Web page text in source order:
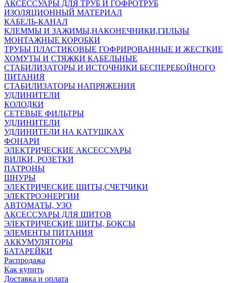
АКСЕССУАРЫ ДЛЯ ТРУБ И ГОФРОТРУБ
ИЗОЛЯЦИОННЫЙ МАТЕРИАЛ
КАБЕЛЬ-КАНАЛ
КЛЕММЫ И ЗАЖИМЫ,НАКОНЕЧНИКИ,ГИЛЬЗЫ
МОНТАЖНЫЕ КОРОБКИ
ТРУБЫ ПЛАСТИКОВЫЕ ГОФРИРОВАННЫЕ И ЖЕСТКИЕ
ХОМУТЫ И СТЯЖКИ КАБЕЛЬНЫЕ
СТАБИЛИЗАТОРЫ И ИСТОЧНИКИ БЕСПЕРЕБОЙНОГО
ПИТАНИЯ
СТАБИЛИЗАТОРЫ НАПРЯЖЕНИЯ
УДЛИНИТЕЛИ
КОЛОДКИ
СЕТЕВЫЕ ФИЛЬТРЫ
УДЛИНИТЕЛИ
УДЛИНИТЕЛИ НА КАТУШКАХ
ФОНАРИ
ЭЛЕКТРИЧЕСКИЕ АКСЕССУАРЫ
ВИЛКИ, РОЗЕТКИ
ПАТРОНЫ
ШНУРЫ
ЭЛЕКТРИЧЕСКИЕ ЩИТЫ,СЧЕТЧИКИ
ЭЛЕКТРОЭНЕРГИИ
АВТОМАТЫ, УЗО
АКСЕССУАРЫ ДЛЯ ЩИТОВ
ЭЛЕКТРИЧЕСКИЕ ЩИТЫ, БОКСЫ
ЭЛЕМЕНТЫ ПИТАНИЯ
АККУМУЛЯТОРЫ
БАТАРЕЙКИ
Распродажа
Как купить
Доставка и оплата